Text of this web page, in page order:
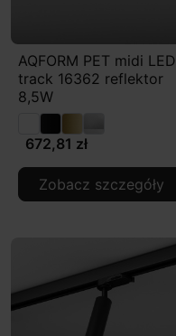
AQFORM PET midi LED
track 16362 reflektor
8,5W
672,81 zł
Zobacz szczegóły